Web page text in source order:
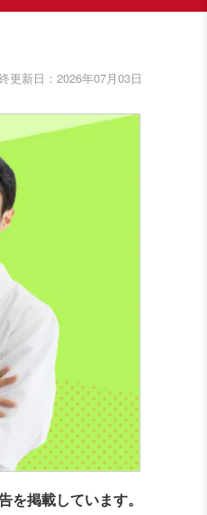
更新日： 2026年07月03日
を掲載しています。